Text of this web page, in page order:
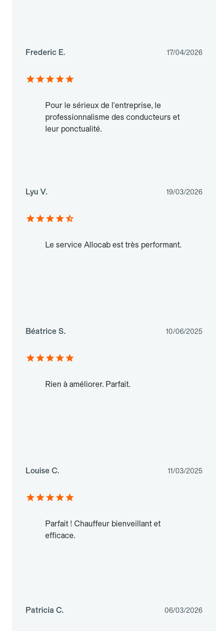
Frederic E. 17/04/2026
Pour le sérieux de l'entreprise, le
professionnalisme des conducteurs et
leur ponctualité.
Lyu V. 19/03/2026
Le service Allocab est très performant.
Béatrice S. 10/06/2025
Rien à améliorer. Parfait.
Louise C. 11/03/2025
Parfait ! Chauffeur bienveillant et
efficace.
Patricia C. 06/03/2026